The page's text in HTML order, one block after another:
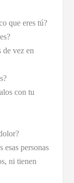
que eres tú?
de vez en
con tu
esas personas
ni tienen